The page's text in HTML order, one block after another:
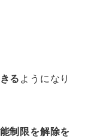
る ようになり
制限を解除を